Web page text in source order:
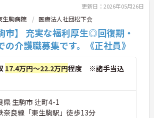
更新日：2026年05月26日
生駒病院 医療法人社団松下会
市】 充実な福利厚生◎回復期・
の介護職募集です。《正社員》
17.4万円～22.2万円程度 ※諸手当込
県 生駒市 辻町4-1
奈良線「東生駒駅」徒歩13分